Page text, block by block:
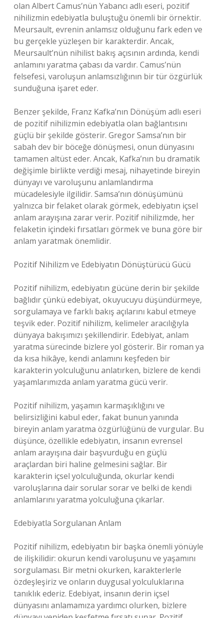
olan Albert Camus’nün Yabancı adlı eseri, pozitif
nihilizmin edebiyatla buluştuğu önemli bir örnektir.
Meursault, evrenin anlamsız olduğunu fark eden ve
bu gerçekle yüzleşen bir karakterdir. Ancak,
Meursault’nün nihilist bakış açısının ardında, kendi
anlamını yaratma çabası da vardır. Camus’nün
felsefesi, varoluşun anlamsızlığının bir tür özgürlük
sunduğuna işaret eder.
Benzer şekilde, Franz Kafka’nın Dönüşüm adlı eseri
de pozitif nihilizmin edebiyatla olan bağlantısını
güçlü bir şekilde gösterir. Gregor Samsa’nın bir
sabah dev bir böceğe dönüşmesi, onun dünyasını
tamamen altüst eder. Ancak, Kafka’nın bu dramatik
değişimle birlikte verdiği mesaj, nihayetinde bireyin
dünyayı ve varoluşunu anlamlandırma
mücadelesiyle ilgilidir. Samsa’nın dönüşümünü
yalnızca bir felaket olarak görmek, edebiyatın içsel
anlam arayışına zarar verir. Pozitif nihilizmde, her
felaketin içindeki fırsatları görmek ve buna göre bir
anlam yaratmak önemlidir.
Pozitif Nihilizm ve Edebiyatın Dönüştürücü Gücü
Pozitif nihilizm, edebiyatın gücüne derin bir şekilde
bağlıdır çünkü edebiyat, okuyucuyu düşündürmeye,
sorgulamaya ve farklı bakış açılarını kabul etmeye
teşvik eder. Pozitif nihilizm, kelimeler aracılığıyla
dünyaya bakışımızı şekillendirir. Edebiyat, anlam
yaratma sürecinde bizlere yol gösterir. Bir roman ya
da kısa hikâye, kendi anlamını keşfeden bir
karakterin yolculuğunu anlatırken, bizlere de kendi
yaşamlarımızda anlam yaratma gücü verir.
Pozitif nihilizm, yaşamın karmaşıklığını ve
belirsizliğini kabul eder, fakat bunun yanında
bireyin anlam yaratma özgürlüğünü de vurgular. Bu
düşünce, özellikle edebiyatın, insanın evrensel
anlam arayışına dair başvurduğu en güçlü
araçlardan biri haline gelmesini sağlar. Bir
karakterin içsel yolculuğunda, okurlar kendi
varoluşlarına dair sorular sorar ve belki de kendi
anlamlarını yaratma yolculuğuna çıkarlar.
Edebiyatla Sorgulanan Anlam
Pozitif nihilizm, edebiyatın bir başka önemli yönüyle
de ilişkilidir: okurun kendi varoluşunu ve yaşamını
sorgulaması. Bir metni okurken, karakterlerle
özdeşleşiriz ve onların duygusal yolculuklarına
tanıklık ederiz. Edebiyat, insanın derin içsel
dünyasını anlamamıza yardımcı olurken, bizlere